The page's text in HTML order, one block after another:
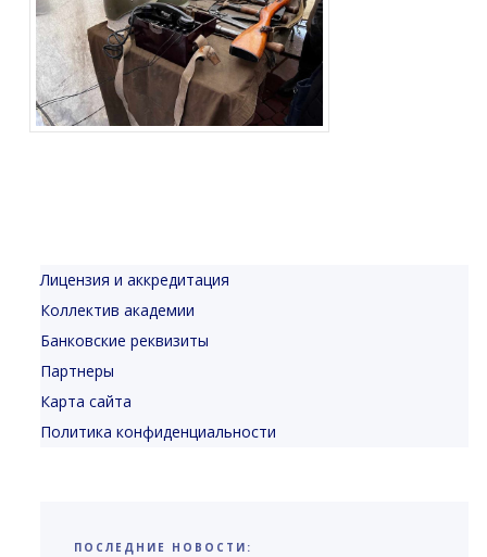
Лицензия и аккредитация
Коллектив академии
Банковские реквизиты
Партнеры
Карта сайта
Политика конфиденциальности
ПОСЛЕДНИЕ НОВОСТИ: